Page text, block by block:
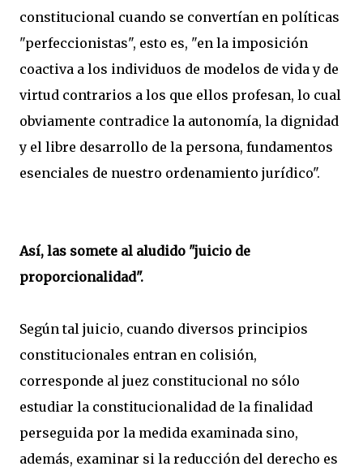
constitucional cuando se convertían en políticas
"perfeccionistas", esto es, "en la imposición
coactiva a los individuos de modelos de vida y de
virtud contrarios a los que ellos profesan, lo cual
obviamente contradice la autonomía, la dignidad
y el libre desarrollo de la persona, fundamentos
esenciales de nuestro ordenamiento jurídico".
Así, las somete al aludido "juicio de
proporcionalidad".
Según tal juicio, cuando diversos principios
constitucionales entran en colisión,
corresponde al juez constitucional no sólo
estudiar la constitucionalidad de la finalidad
perseguida por la medida examinada sino,
además, examinar si la reducción del derecho es